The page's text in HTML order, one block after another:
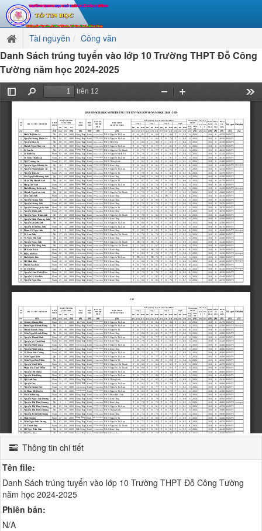
Tài nguyên Công văn
Danh Sách trúng tuyển vào lớp 10 Trường THPT Đỗ Công
Tường năm học 2024-2025
Thông tin chi tiết
Tên file:
Danh Sách trúng tuyển vào lớp 10 Trường THPT Đỗ Công Tường
năm học 2024-2025
Phiên bản:
N/A